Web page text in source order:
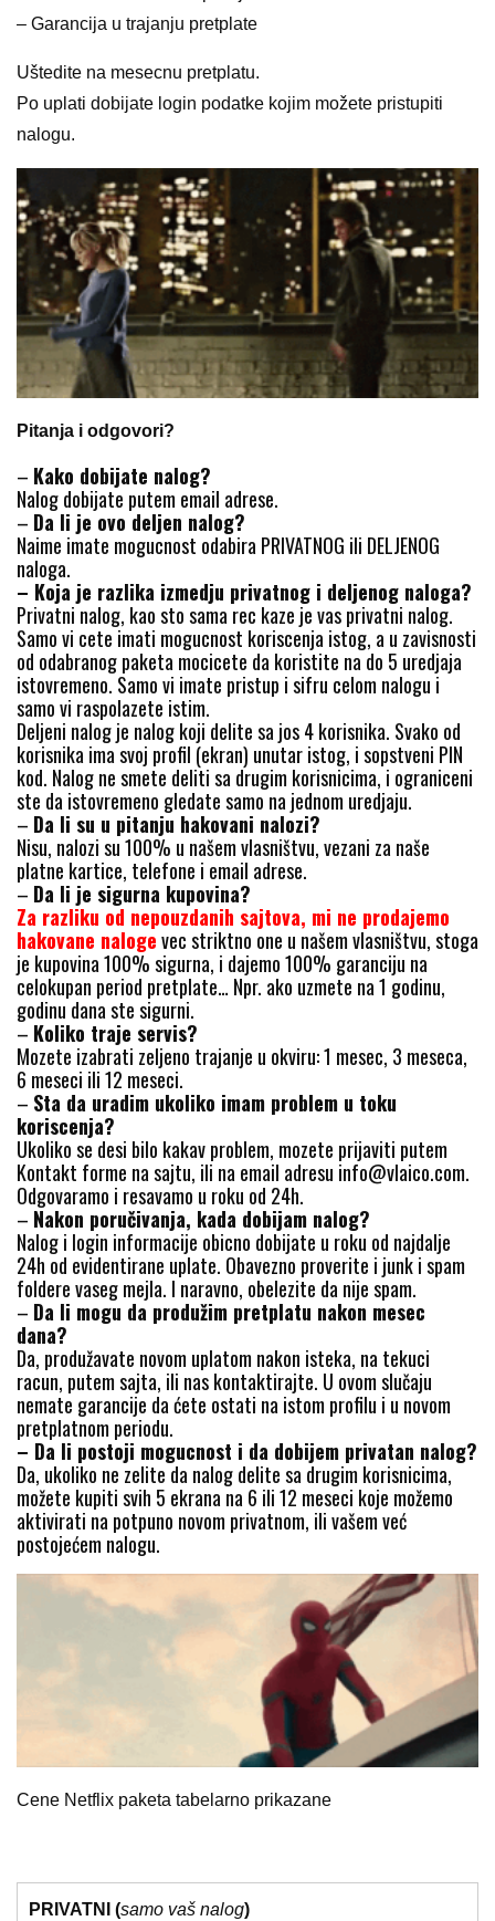
– Garancija u trajanju pretplate
Uštedite na mesecnu pretplatu.
Po uplati dobijate login podatke kojim možete pristupiti
nalogu.
Pitanja i odgovori?
– Kako dobijate nalog?
Nalog dobijate putem email adrese.
– Da li je ovo deljen nalog?
Naime imate mogucnost odabira PRIVATNOG ili DELJENOG
naloga.
– Koja je razlika izmedju privatnog i deljenog naloga?
Privatni nalog, kao sto sama rec kaze je vas privatni nalog.
Samo vi cete imati mogucnost koriscenja istog, a u zavisnosti
od odabranog paketa mocicete da koristite na do 5 uredjaja
istovremeno. Samo vi imate pristup i sifru celom nalogu i
samo vi raspolazete istim.
Deljeni nalog je nalog koji delite sa jos 4 korisnika. Svako od
korisnika ima svoj profil (ekran) unutar istog, i sopstveni PIN
kod. Nalog ne smete deliti sa drugim korisnicima, i ograniceni
ste da istovremeno gledate samo na jednom uredjaju.
– Da li su u pitanju hakovani nalozi?
Nisu, nalozi su 100% u našem vlasništvu, vezani za naše
platne kartice, telefone i email adrese.
– Da li je sigurna kupovina?
Za razliku od nepouzdanih sajtova, mi ne prodajemo
hakovane nalogevec striktno one u našem vlasništvu, stoga
je kupovina 100% sigurna, i dajemo 100% garanciju na
celokupan period pretplate… Npr. ako uzmete na 1 godinu,
godinu dana ste sigurni.
– Koliko traje servis?
Mozete izabrati zeljeno trajanje u okviru: 1 mesec, 3 meseca,
6 meseci ili 12 meseci.
– Sta da uradim ukoliko imam problem u toku
koriscenja?
Ukoliko se desi bilo kakav problem, mozete prijaviti putem
Kontakt forme na sajtu, ili na email adresu info@vlaico.com.
Odgovaramo i resavamo u roku od 24h.
– Nakon poručivanja, kada dobijam nalog?
Nalog i login informacije obicno dobijate u roku od najdalje
24h od evidentirane uplate. Obavezno proverite i junk i spam
foldere vaseg mejla. I naravno, obelezite da nije spam.
– Da li mogu da produžim pretplatu nakon mesec
dana?
Da, produžavate novom uplatom nakon isteka, na tekuci
racun, putem sajta, ili nas kontaktirajte. U ovom slučaju
nemate garancije da ćete ostati na istom profilu i u novom
pretplatnom periodu.
– Da li postoji mogucnost i da dobijem privatan nalog?
Da, ukoliko ne zelite da nalog delite sa drugim korisnicima,
možete kupiti svih 5 ekrana na 6 ili 12 meseci koje možemo
aktivirati na potpuno novom privatnom, ili vašem već
postojećem nalogu.
Cene Netflix paketa tabelarno prikazane
PRIVATNI (samo vaš nalog)